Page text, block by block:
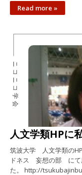
Read more »
ニコニコ学会
人文学類HPに
筑波大学 人文学類の
ドネス 妄想の部 にて
た。 http://